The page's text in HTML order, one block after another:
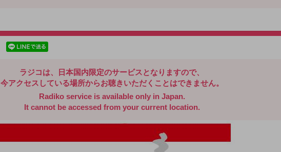
ラジコは、日本国内限定のサービスとなりますので、
今アクセスしている場所からお聴きいただくことはできません。
Radiko service is available only in Japan.
It cannot be accessed from your current location.